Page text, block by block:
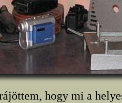
hogy mi a